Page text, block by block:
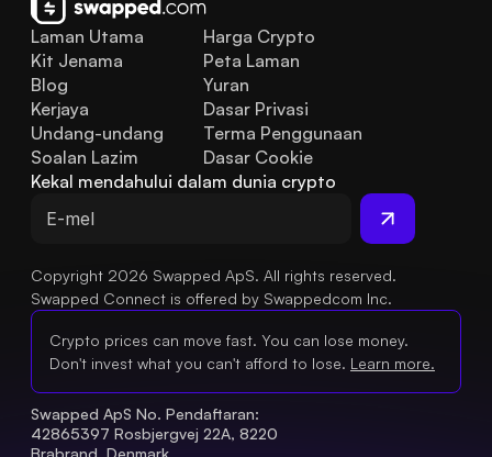
Laman Utama
Kit Jenama
Blog
Soalan Lazim
Undang-undang
Kerjaya
Harga Crypto
Peta Laman
Yuran
Dasar Privasi
Terma Penggunaan
Dasar Cookie
Kekal mendahului dalam dunia crypto
Copyright 2026 Swapped ApS. All rights reserved.
Swapped Connect is offered by Swappedcom Inc.
Crypto prices can move fast. You can lose money.
Don't invest what you can't afford to lose. Learn more.
Swapped ApS No. Pendaftaran:
42865397 Rosbjergvej 22A, 8220